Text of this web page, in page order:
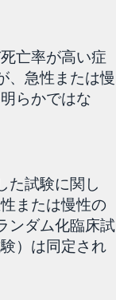
亡率が高い症
、急性または慢
らかではな
た試験に関し
または慢性の
ンダム化臨床試
）は同定され